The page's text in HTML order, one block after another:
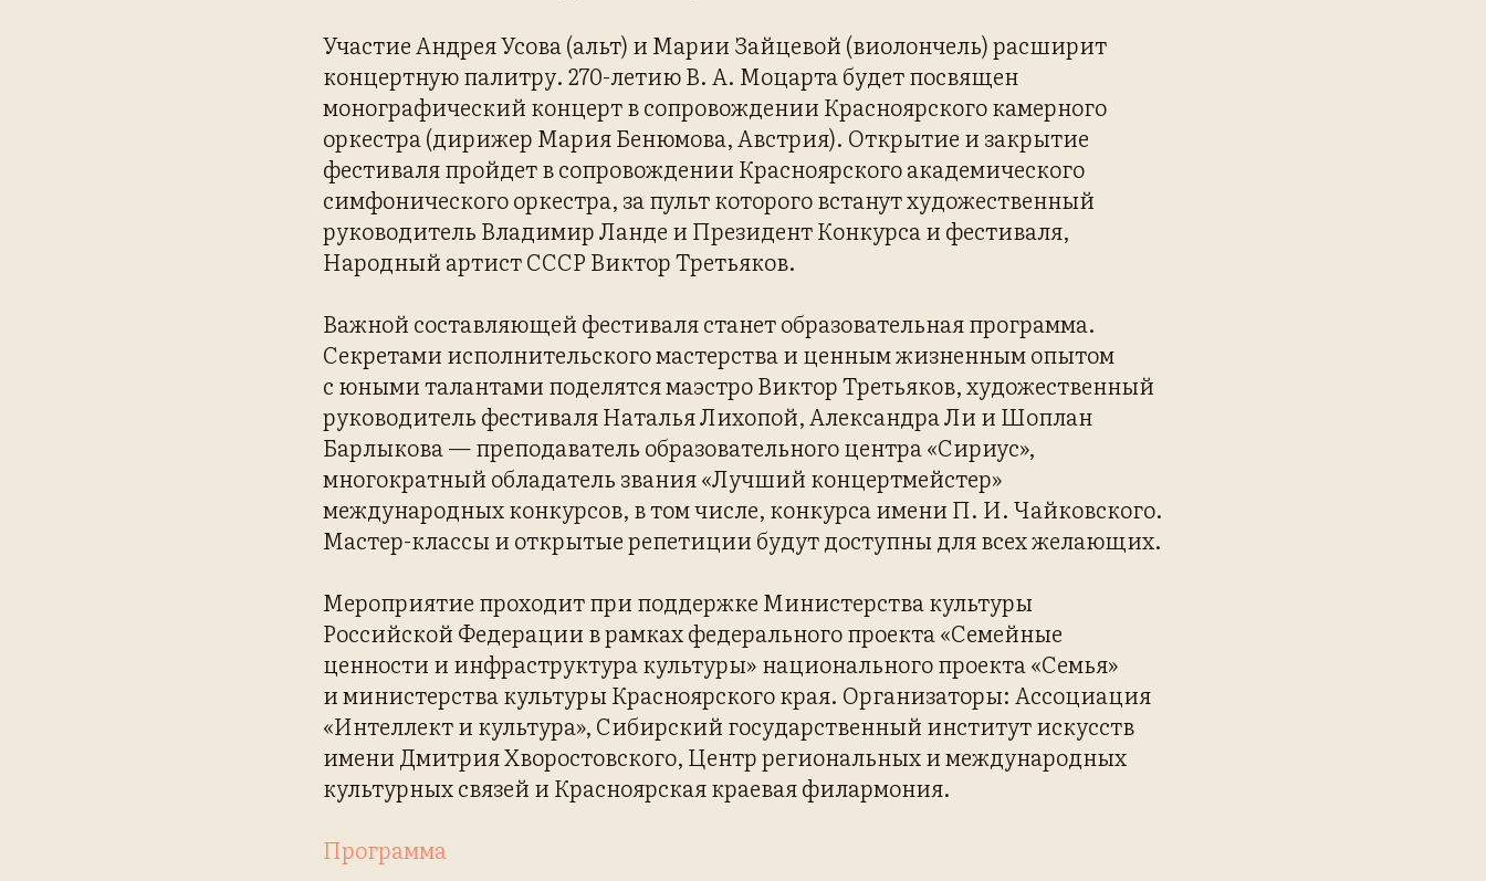
Участие Андрея Усова (альт) и Марии Зайцевой (виолончель) расширит
концертную палитру. 270-летию В. А. Моцарта будет посвящен
монографический концерт в сопровождении Красноярского камерного
оркестра (дирижер Мария Бенюмова, Австрия). Открытие и закрытие
фестиваля пройдет в сопровождении Красноярского академического
симфонического оркестра, за пульт которого встанут художественный
руководитель Владимир Ланде и Президент Конкурса и фестиваля,
Народный артист СССР Виктор Третьяков.
Важной составляющей фестиваля станет образовательная программа.
Секретами исполнительского мастерства и ценным жизненным опытом
с юными талантами поделятся маэстро Виктор Третьяков, художественный
руководитель фестиваля Наталья Лихопой, Александра Ли и Шоплан
Барлыкова — преподаватель образовательного центра «Сириус»,
многократный обладатель звания «Лучший концертмейстер»
международных конкурсов, в том числе, конкурса имени П. И. Чайковского.
Мастер-классы и открытые репетиции будут доступны для всех желающих.
Мероприятие проходит при поддержке Министерства культуры
Российской Федерации в рамках федерального проекта «Семейные
ценности и инфраструктура культуры» национального проекта «Семья»
и министерства культуры Красноярского края. Организаторы: Ассоциация
«Интеллект и культура», Сибирский государственный институт искусств
имени Дмитрия Хворостовского, Центр региональных и международных
культурных связей и Красноярская краевая филармония.
Программа